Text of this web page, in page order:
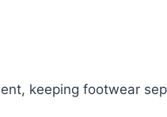
keeping footwear